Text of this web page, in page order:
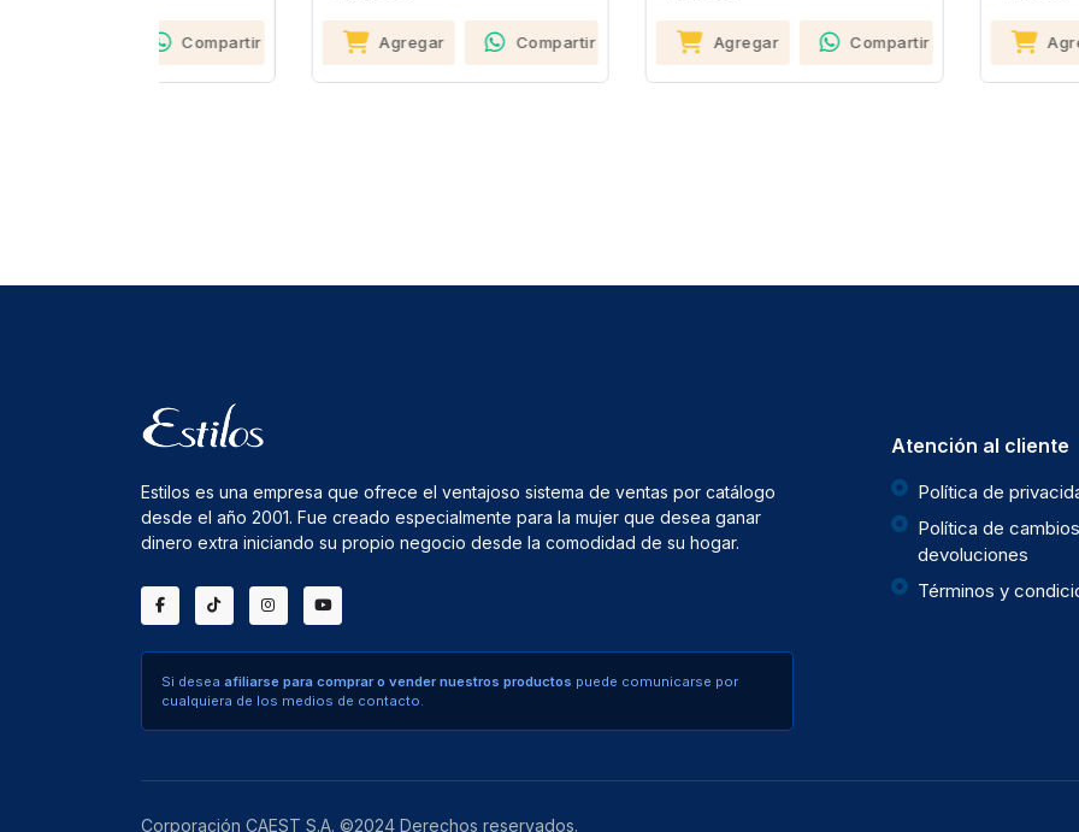
Agregar Compartir Agregar Compartir Agregar
Estilos es una empresa que ofrece el ventajoso sistema de ventas por catálogo
desde el año 2001. Fue creado especialmente para la mujer que desea ganar
dinero extra iniciando su propio negocio desde la comodidad de su hogar.
Si desea afiliarse para comprar o vender nuestros productos puede comunicarse por
cualquiera de los medios de contacto.
Atención al cliente
Política de
Política de
devoluciones
Términos y
Corporación CAEST S.A. ©2024 Derechos reservados.